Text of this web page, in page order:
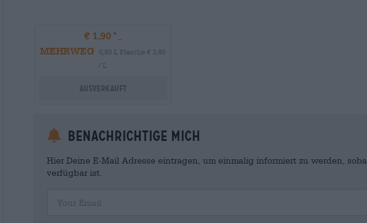
€ 1,90
MEHRWEG
0,50 L Flasche € 3,80
/ L
Ausverkauft
Benachrichtige mich
Hier Deine E-Mail Adresse eintragen, um einmalig informiert zu werden,
verfügbar ist.